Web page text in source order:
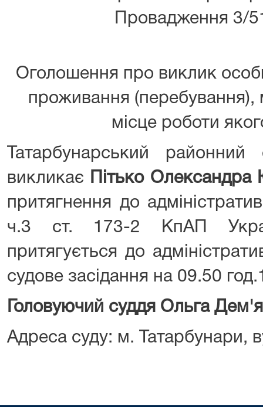
Провадження 3/
Оголошення про виклик
проживання (перебування),
місце роботи
Татарбунарський
викликає
Пітько Олександра
притягнення до
ч.3 ст. 173-2 КпАП
притягується до
судове засідання на 09.50
Головуючий суддя Ольга
Адреса суду: м. Татарбунари,